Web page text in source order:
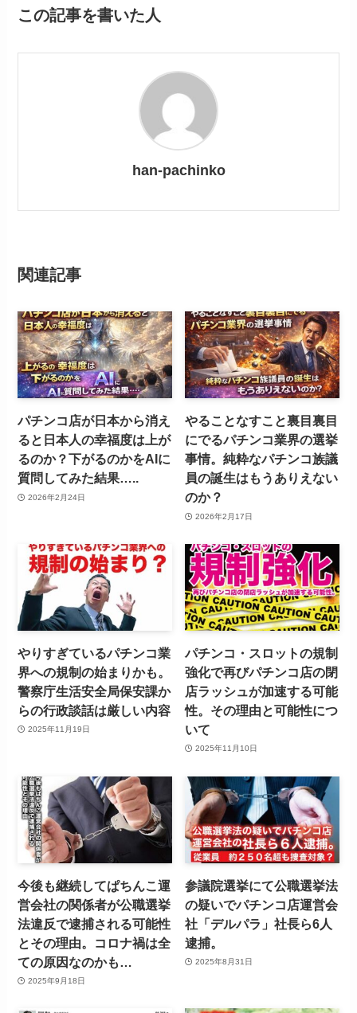
この記事を書いた人
han-pachinko
関連記事
パチンコ店が日本から消え
ると日本人の幸福度は上が
るのか？下がるのかをAIに
質問してみた結果…..
2026年2月24日
やることなすこと裏目裏目
にでるパチンコ業界の選挙
事情。純粋なパチンコ族議
員の誕生はもうありえない
のか？
2026年2月17日
やりすぎているパチンコ業
界への規制の始まりかも。
警察庁生活安全局保安課か
らの行政談話は厳しい内容
2025年11月19日
パチンコ・スロットの規制
強化で再びパチンコ店の閉
店ラッシュが加速する可能
性。その理由と可能性につ
いて
2025年11月10日
今後も継続してぱちんこ運
営会社の関係者が公職選挙
法違反で逮捕される可能性
とその理由。コロナ禍は全
ての原因なのかも…
2025年9月18日
参議院選挙にて公職選挙法
の疑いでパチンコ店運営会
社「デルパラ」社長ら6人
逮捕。
2025年8月31日